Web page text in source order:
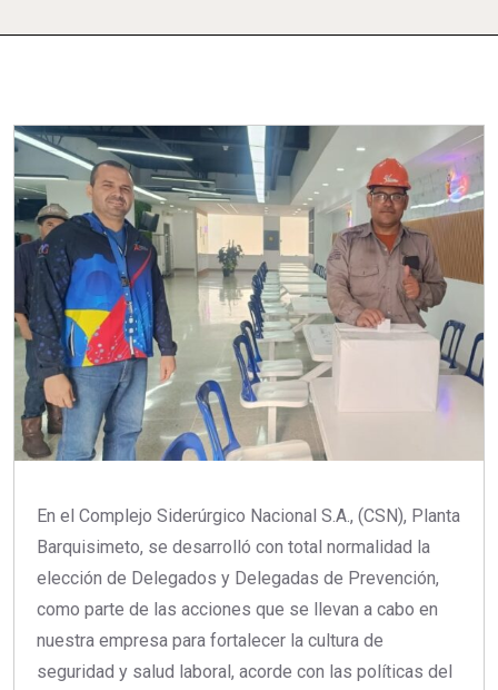
En el Complejo Siderúrgico Nacional S.A., (CSN), Planta
Barquisimeto, se desarrolló con total normalidad la
elección de Delegados y Delegadas de Prevención,
como parte de las acciones que se llevan a cabo en
nuestra empresa para fortalecer la cultura de
seguridad y salud laboral, acorde con las políticas del